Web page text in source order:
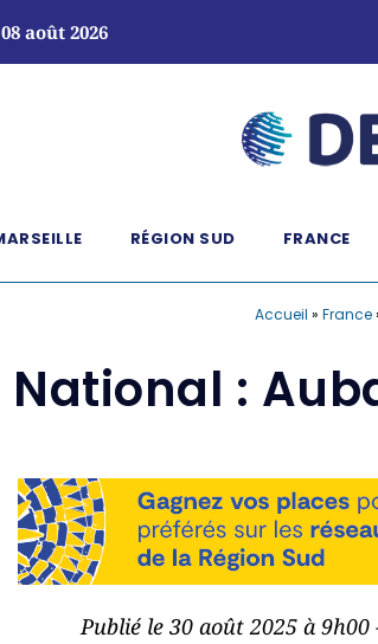
08 août 2026
RÉGION SUD FRANCE
Accueil » France
National :
Publié le 30 août 2025 à